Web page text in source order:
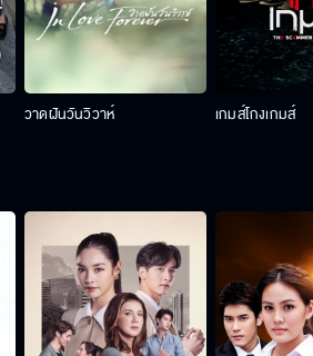
วาดฝันวันวิวาห์ เกมส์โกงเกมส์